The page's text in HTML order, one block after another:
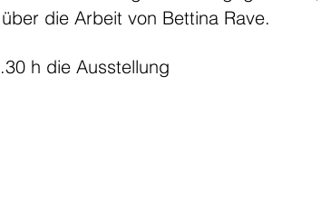
die Arbeit von Bettina Rave.
h die Ausstellung